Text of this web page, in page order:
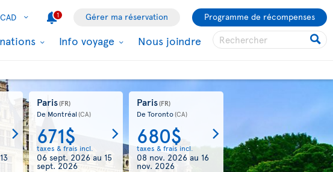
CAD 1 Gérer ma réservation Programme de récompenses
Info voyage Nous joindre
13
Paris(FR)
De Montréal(CA)
671$
taxes & frais incl.
06 sept. 2026 au 15
sept. 2026
Paris(FR)
De Toronto(CA)
680$
taxes & frais incl.
08 nov. 2026au 16
nov. 2026